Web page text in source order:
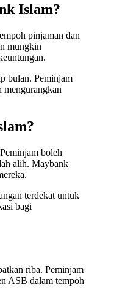
Islam?
pinjaman dan
mungkin
bulan. Peminjam
mengurangkan
boleh
alih. Maybank
terdekat untuk
bagi
riba. Peminjam
ASB dalam tempoh